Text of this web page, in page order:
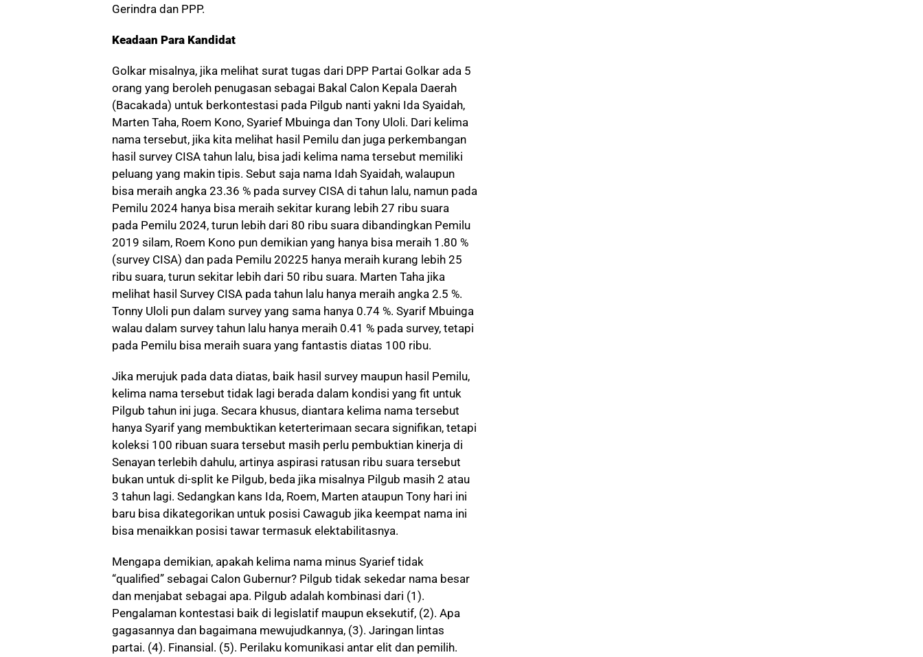
Gerindra dan PPP.
Keadaan Para Kandidat
Golkar misalnya, jika melihat surat tugas dari DPP Partai Golkar ada 5
orang yang beroleh penugasan sebagai Bakal Calon Kepala Daerah
(Bacakada) untuk berkontestasi pada Pilgub nanti yakni Ida Syaidah,
Marten Taha, Roem Kono, Syarief Mbuinga dan Tony Uloli. Dari kelima
nama tersebut, jika kita melihat hasil Pemilu dan juga perkembangan
hasil survey CISA tahun lalu, bisa jadi kelima nama tersebut memiliki
peluang yang makin tipis. Sebut saja nama Idah Syaidah, walaupun
bisa meraih angka 23.36 % pada survey CISA di tahun lalu, namun pada
Pemilu 2024 hanya bisa meraih sekitar kurang lebih 27 ribu suara
pada Pemilu 2024, turun lebih dari 80 ribu suara dibandingkan Pemilu
2019 silam, Roem Kono pun demikian yang hanya bisa meraih 1.80 %
(survey CISA) dan pada Pemilu 20225 hanya meraih kurang lebih 25
ribu suara, turun sekitar lebih dari 50 ribu suara. Marten Taha jika
melihat hasil Survey CISA pada tahun lalu hanya meraih angka 2.5 %.
Tonny Uloli pun dalam survey yang sama hanya 0.74 %. Syarif Mbuinga
walau dalam survey tahun lalu hanya meraih 0.41 % pada survey, tetapi
pada Pemilu bisa meraih suara yang fantastis diatas 100 ribu.
Jika merujuk pada data diatas, baik hasil survey maupun hasil Pemilu,
kelima nama tersebut tidak lagi berada dalam kondisi yang fit untuk
Pilgub tahun ini juga. Secara khusus, diantara kelima nama tersebut
hanya Syarif yang membuktikan keterterimaan secara signifikan, tetapi
koleksi 100 ribuan suara tersebut masih perlu pembuktian kinerja di
Senayan terlebih dahulu, artinya aspirasi ratusan ribu suara tersebut
bukan untuk di-split ke Pilgub, beda jika misalnya Pilgub masih 2 atau
3 tahun lagi. Sedangkan kans Ida, Roem, Marten ataupun Tony hari ini
baru bisa dikategorikan untuk posisi Cawagub jika keempat nama ini
bisa menaikkan posisi tawar termasuk elektabilitasnya.
Mengapa demikian, apakah kelima nama minus Syarief tidak
“qualified” sebagai Calon Gubernur? Pilgub tidak sekedar nama besar
dan menjabat sebagai apa. Pilgub adalah kombinasi dari (1).
Pengalaman kontestasi baik di legislatif maupun eksekutif, (2). Apa
gagasannya dan bagaimana mewujudkannya, (3). Jaringan lintas
partai. (4). Finansial. (5). Perilaku komunikasi antar elit dan pemilih.